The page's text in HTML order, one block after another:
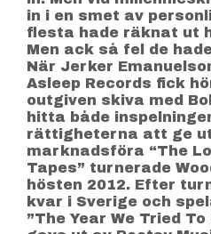
in i en smet av
flesta hade räknat ut
Men ack så fel de
När Jerker
Asleep Records fick
outgiven skiva med
hitta både
rättigheterna att ge
marknadsföra “The
Tapes” turnerade
hösten 2012. Efter
kvar i Sverige och
”The Year We Tried